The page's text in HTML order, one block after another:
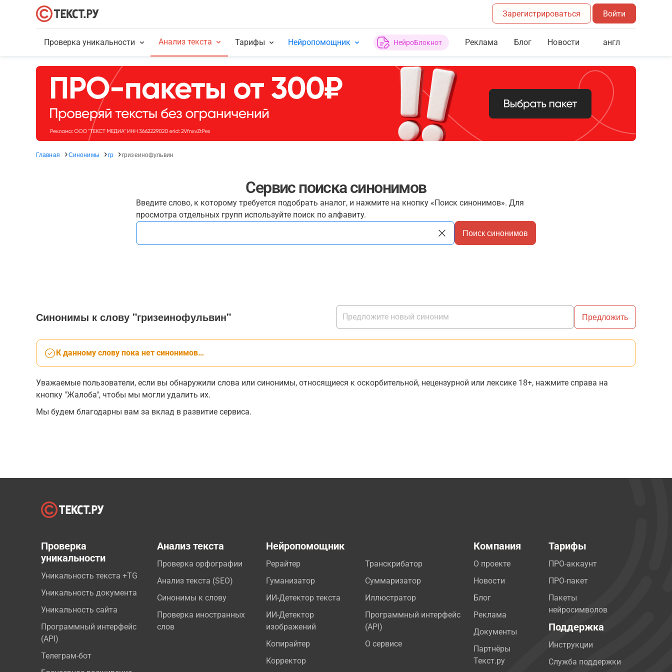
Зарегистрироваться Войти
Проверка уникальности Анализ текста Тарифы Нейропомощник НейроБлокнот Реклама Блог Новости англ
Главная Синонимы гр гризеинофульвин
Сервис поиска синонимов
Введите слово, к которому требуется подобрать аналог, и нажмите на кнопку «Поиск синонимов». Для
просмотра отдельных групп используйте поиск по алфавиту.
Поиск синонимов
Синонимы к слову "гризеинофульвин" Предложить
К данному слову пока нет синонимов…
Уважаемые пользователи, если вы обнаружили слова или синонимы, относящиеся к оскорбительной, нецензурной или лексике 18+, нажмите справа на
кнопку "Жалоба", чтобы мы могли удалить их.
Мы будем благодарны вам за вклад в развитие сервиса.
Проверка
уникальности
Уникальность текста +TG
Уникальность документа
Уникальность сайта
Программный интерфейс
(API)
Телеграм-бот
Анализ текста
Проверка орфографии
Анализ текста (SEO)
Синонимы к слову
Проверка иностранных
слов
Нейропомощник
Рерайтер
Гуманизатор
ИИ-Детектор текста
ИИ-Детектор
изображений
Копирайтер
Корректор
Транскрибатор
Суммаризатор
Иллюстратор
Программный интерфейс
(API)
О сервисе
Компания
О проекте
Новости
Блог
Реклама
Документы
Партнёры
Текст.ру
Тарифы
ПРО-аккаунт
ПРО-пакет
Пакеты
нейросимволов
Поддержка
Инструкции
Служба поддержки